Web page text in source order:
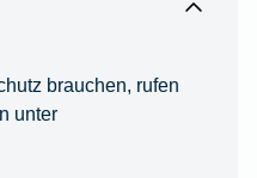
brauchen, rufen
unter